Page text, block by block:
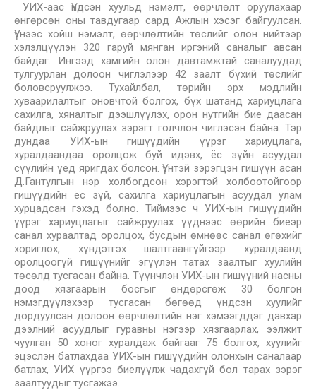
УИХ-аас Үндсэн хуульд нэмэлт, өөрчлөлт оруулахаар
өнгөрсөн оны тавдугаар сард Ажлын хэсэг байгуулсан.
Үүнээс хойш нэмэлт, өөрчлөлтийн төслийг олон нийтээр
хэлэлцүүлэн 320 гаруй мянган иргэний саналыг авсан
байдаг. Ингээд хамгийн олон давтамжтай саналуудад
тулгуурлан долоон чиглэлээр 42 заалт бүхий төслийг
боловсруулжээ. Тухайлбал, төрийн эрх мэдлийн
хуваарилалтыг оновчтой болгох, бүх шатанд хариуцлага
сахилга, хяналтыг дээшлүүлэх, орон нутгийн бие даасан
байдлыг сайжруулах зэрэгт голчлон чиглэсэн байна. Тэр
дундаа УИХ-ын гишүүдийн үүрэг хариуцлага,
хуралдаандаа оролцож буй идэвх, ёс зүйн асуудал
сүүлийн үед яригдах болсон. Үүнтэй зэрэгцэн гишүүн асан
Д.Гантулгын нэр холбогдсон хэрэгтэй холбоотойгоор
гишүүдийн ёс зүй, сахилга хариуцлагын асуудал улам
хурцадсан гэхэд болно. Тиймээс ч УИХ-ын гишүүдийн
үүрэг хариуцлагыг сайжруулах үүднээс өөрийн биеэр
санал хураалтад оролцох, бусдын өмнөөс санал өгөхийг
хориглох, хүндэтгэх шалтгаангүйгээр хуралдаанд
оролцоогүй гишүүнийг эгүүлэн татах заалтыг хуулийн
төсөлд тусгасан байна. Түүнчлэн УИХ-ын гишүүний насны
доод хязгаарын босгыг өндөрсгөж 30 болгон
нэмэгдүүлэхээр тусгасан бөгөөд үндсэн хуулийг
дордуулсан долоон өөрчлөлтийн нэг хэмээгддэг давхар
дээлний асуудлыг гуравны нэгээр хязгаарлах, ээлжит
чуулган 50 хоног хуралдаж байгааг 75 болгох, хуулийг
эцэслэн батлахдаа УИХ-ын гишүүдийн олонхын саналаар
батлах, УИХ үүргээ биелүүлж чадахгүй бол тарах зэрэг
заалтуудыг тусгажээ.